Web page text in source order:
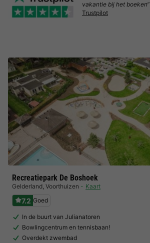
Recreatiepark De Boshoek
Gelderland, Voorthuizen Kaart
7.2 Goed
In de buurt van Julianatoren
Bowlingcentrum en tennisbaan!
Overdekt zwembad
vakantie bij het boeken“
Trustpilot